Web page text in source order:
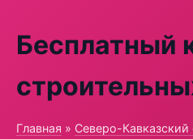
Бесплатный
Главная » Северо-